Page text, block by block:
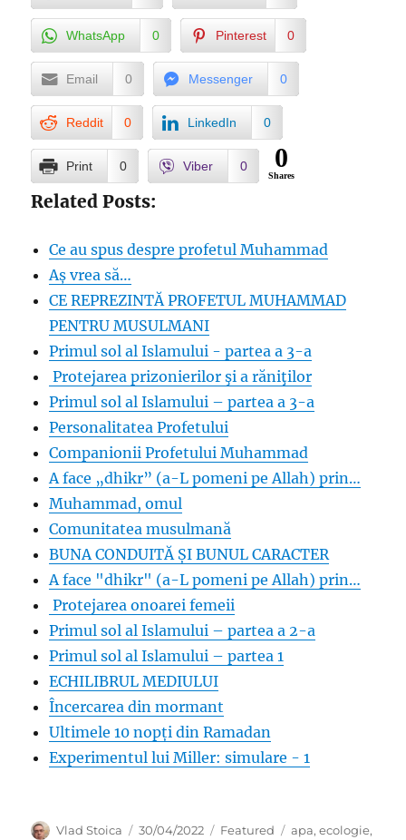
WhatsApp 0 Pinterest 0
Email 0 Messenger 0
Reddit 0 LinkedIn 0
Print 0 Viber 0 0
Shares
Related Posts:
Ce au spus despre profetul Muhammad
Aș vrea să…
CE REPREZINTĂ PROFETUL MUHAMMAD
PENTRU MUSULMANI
Primul sol al Islamului - partea a 3-a
Protejarea prizonierilor şi a răniţilor
Primul sol al Islamului – partea a 3-a
Personalitatea Profetului
Companionii Profetului Muhammad
A face „dhikr” (a-L pomeni pe Allah) prin…
Muhammad, omul
Comunitatea musulmană
BUNA CONDUITĂ ȘI BUNUL CARACTER
A face "dhikr" (a-L pomeni pe Allah) prin…
Protejarea onoarei femeii
Primul sol al Islamului – partea a 2-a
Primul sol al Islamului – partea 1
ECHILIBRUL MEDIULUI
Încercarea din mormant
Ultimele 10 nopți din Ramadan
Experimentul lui Miller: simulare - 1
Author
Vlad Stoica Posted
30/04/2022 Categories
Featured Tags
apa,ecologie,